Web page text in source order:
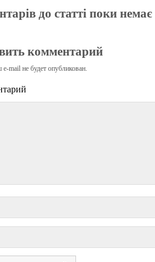
до статті поки немає
комментарий
mail не будет опубликован.